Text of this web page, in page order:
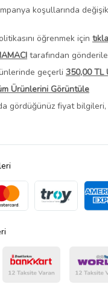
koşullarında
öğrenmek için
tarafından
geçerli 350,00 TL
Ürünlerini Görüntüle
gördüğünüz fiyat bilgileri,